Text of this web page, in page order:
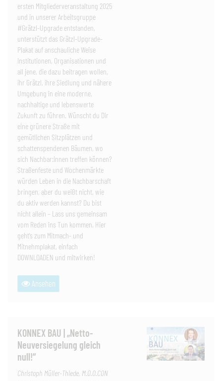
ersten Mitgliederveranstaltung 2025
und in unserer Arbeitsgruppe
#Grätzl-Upgrade entstanden,
unterstützt das Grätzl-Upgrade-
Plakat auf anschauliche Weise
Institutionen, Organisationen und
all jene, die dazu beitragen wollen,
ihr Grätzl, ihre Siedlung und nähere
Umgebung in eine moderne,
nachhaltige und lebenswerte
Zukunft zu führen. Wünscht du Dir
eine grünere Straße mit
gemütlichen Sitzplätzen und
schattenspendenen Bäumen, wo
sich Nachbar:innen treffen können?
Straßenfeste und Wochenmärkte
würden Leben in die Nachbarschaft
bringen, aber du weißt nicht, wie
du aktiv werden kannst? Du bist
nicht allein – Lass uns gemeinsam
vom Reden ins Tun kommen. Hier
geht’s zum Mitmach- und
Mitnehmplakat, einfach
DOWNLOADEN und mitwirken!
Ansehen
KONNEX BAU | „Netto-
Neuversiegelung gleich
null!“
Christoph Müller-Thiede, M.O.O.CON